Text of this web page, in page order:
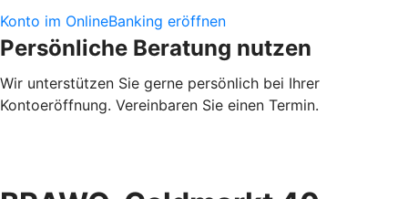
Konto im OnlineBanking eröffnen
Persönliche Beratung nutzen
Wir unterstützen Sie gerne persönlich bei Ihrer
Kontoeröffnung. Vereinbaren Sie einen Termin.